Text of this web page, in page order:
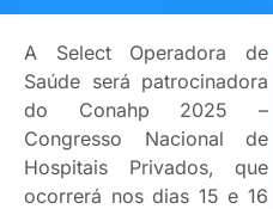
A Select Operadora de
Saúde será patrocinadora
do Conahp 2025 –
Congresso Nacional de
Hospitais Privados, que
ocorrerá nos dias 15 e 16